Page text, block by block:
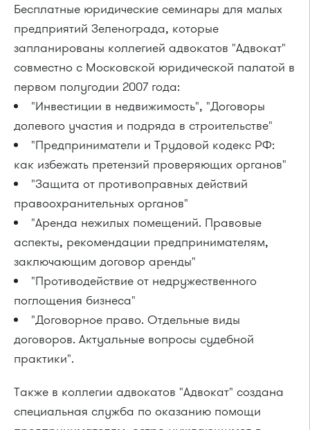
Бесплатные юридические семинары для малых
предприятий Зеленограда, которые
запланированы коллегией адвокатов "Адвокат"
совместно с Московской юридической палатой в
первом полугодии 2007 года:
"Инвестиции в недвижимость", "Договоры
долевого участия и подряда в строительстве"
"Предприниматели и Трудовой кодекс РФ:
как избежать претензий проверяющих органов"
"Защита от противоправных действий
правоохранительных органов"
"Аренда нежилых помещений. Правовые
аспекты, рекомендации предпринимателям,
заключающим договор аренды"
"Противодействие от недружественного
поглощения бизнеса"
"Договорное право. Отдельные виды
договоров. Актуальные вопросы судебной
практики".
Также в коллегии адвокатов "Адвокат" создана
специальная служба по оказанию помощи